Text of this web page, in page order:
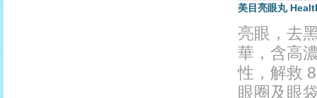
美目亮眼丸
亮眼，去
華，含高
性，解救
眼圈及